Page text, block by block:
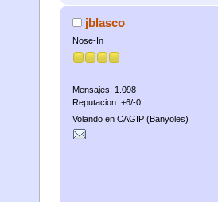
jblasco
Nose-In
Mensajes: 1.098
Reputacion: +6/-0
Volando en CAGIP (Banyoles)